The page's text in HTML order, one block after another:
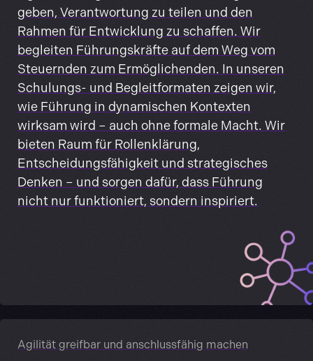
geben, Verantwortung zu teilen und den
Rahmen für Entwicklung zu schaffen. Wir
begleiten Führungskräfte auf dem Weg vom
Steuernden zum Ermöglichenden. In unseren
Schulungs- und Begleitformaten zeigen wir,
wie Führung in dynamischen Kontexten
wirksam wird – auch ohne formale Macht. Wir
bieten Raum für Rollenklärung,
Entscheidungsfähigkeit und strategisches
Denken – und sorgen dafür, dass Führung
nicht nur funktioniert, sondern inspiriert.
Agilität greifbar und anschlussfähig machen